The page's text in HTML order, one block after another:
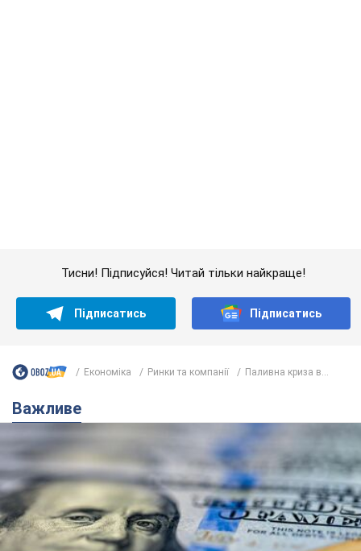
Тисни! Підписуйся! Читай тільки найкраще!
Підписатись Підписатись
Економіка Ринки та компанії Паливна криза в...
Важливе